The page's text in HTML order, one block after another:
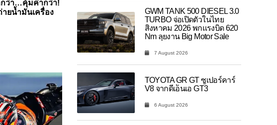
กว่า…คุ้มค่ากว่า!
ยน้ำมันเครื่อง
GWM TANK 500 DIESEL 3.0
TURBO จ่อเปิดตัวในไทย
สิงหาคม 2026 พกแรงบิด 620
Nm ลุยงาน Big Motor Sale
7 August 2026
TOYOTA GR GT ซูเปอร์คาร์
V8 จากดีเอ็นเอ GT3
6 August 2026